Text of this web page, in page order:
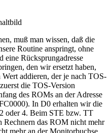
muß man wissen, daß die
Routine anspringt, ohne
Rücksprungadresse
den wir ersetzt haben,
addieren, der je nach TOS-
die TOS-Version
des ROMs an der Adresse
In D0 erhalten wir die
oder 4. Beim STE bzw. TT
Rechnern das ROM nicht mehr